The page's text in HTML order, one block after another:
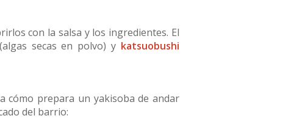
con la salsa y los ingredientes. El
secas en polvo) y katsuobushi
cómo prepara un yakisoba de andar
del barrio: